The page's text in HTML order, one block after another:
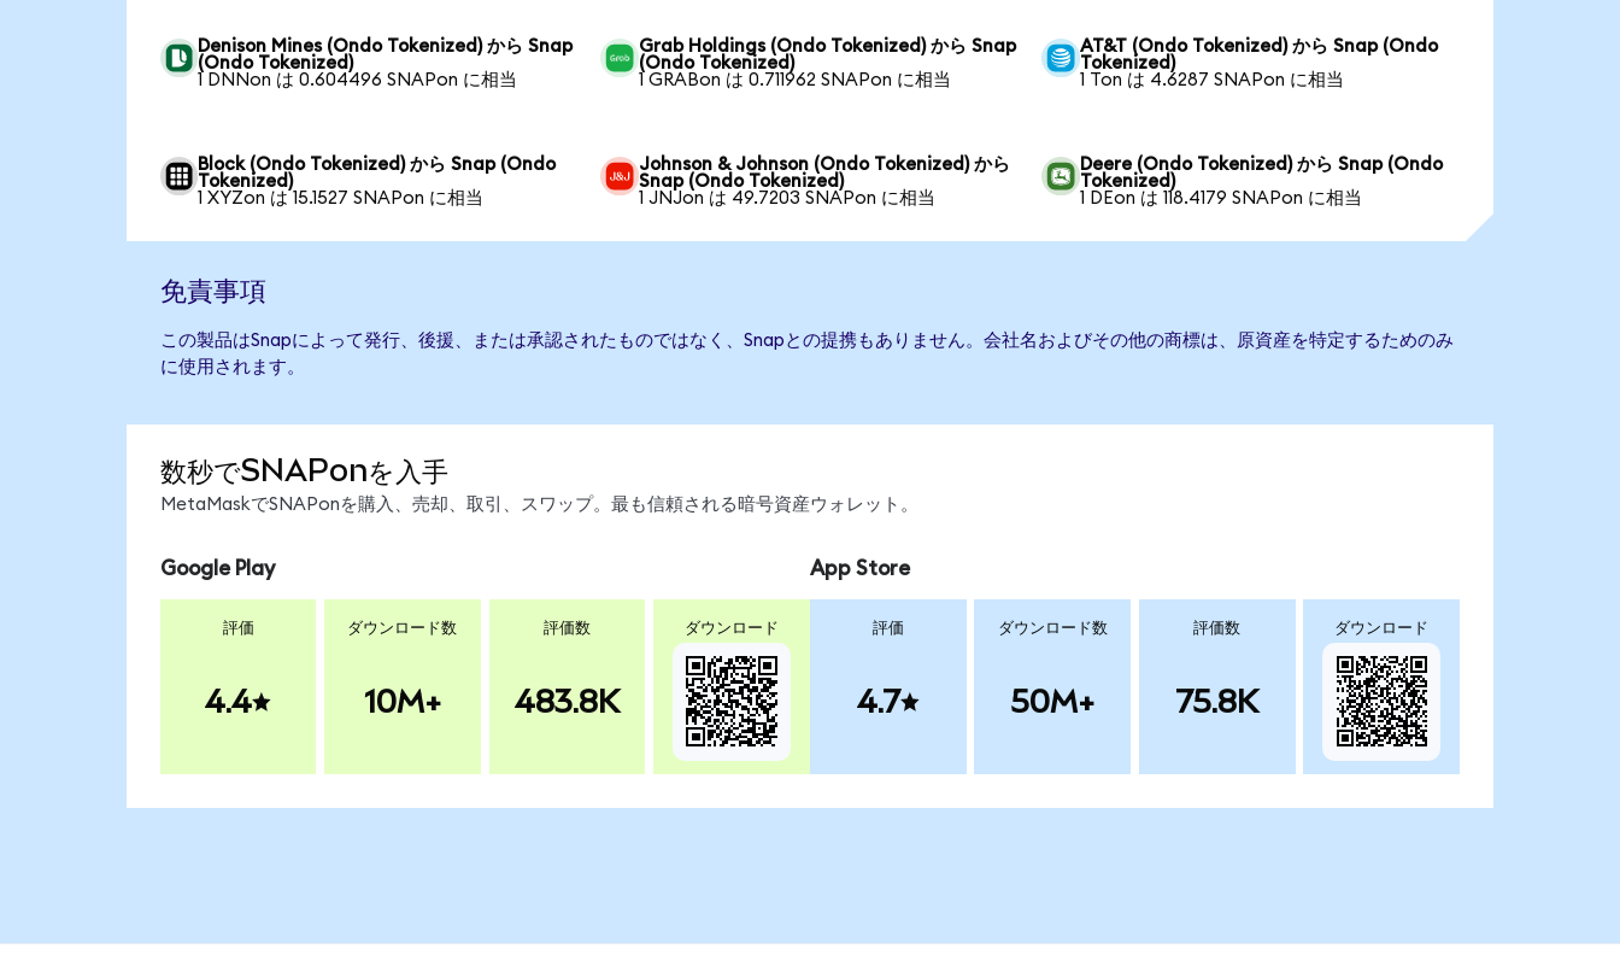
Denison Mines (Ondo Tokenized) から Snap
(Ondo Tokenized)
1 DNNon は 0.604496 SNAPon に相当
Grab Holdings (Ondo Tokenized) から Snap
(Ondo Tokenized)
1 GRABon は 0.711962 SNAPon に相当
AT&T (Ondo Tokenized) から Snap (Ondo
Tokenized)
1 Ton は 4.6287 SNAPon に相当
Block (Ondo Tokenized) から Snap (Ondo
Tokenized)
1 XYZon は 15.1527 SNAPon に相当
Johnson & Johnson (Ondo Tokenized) から
Snap (Ondo Tokenized)
1 JNJon は 49.7203 SNAPon に相当
Deere (Ondo Tokenized) から Snap (Ondo
Tokenized)
1 DEon は 118.4179 SNAPon に相当
免責事項
この製品はSnapによって発行、後援、または承認されたものではなく、Snapとの提携もありません。会社名およびその他の商標は、原資産を特定するためのみ
に使用されます。
数秒でSNAPonを入手
MetaMaskでSNAPonを購入、売却、取引、スワップ。最も信頼される暗号資産ウォレット。
Google Play
評価
4.4
ダウンロード数
10M+
評価数
483.8K
ダウンロード
App Store
評価
4.7
ダウンロード数
50M+
評価数
75.8K
ダウンロード